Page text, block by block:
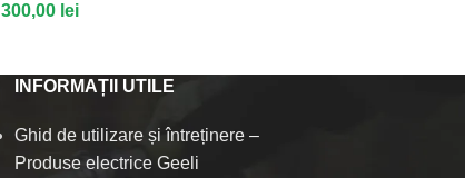
300,00 lei
INFORMAȚII UTILE
Ghid de utilizare și întreținere –
Produse electrice Geeli